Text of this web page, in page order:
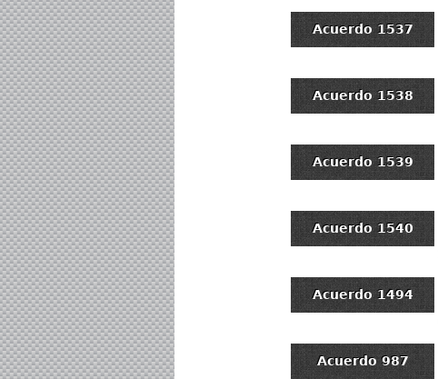
Acuerdo 1537
Acuerdo 1538
Acuerdo 1539
Acuerdo 1540
Acuerdo 1494
Acuerdo 987